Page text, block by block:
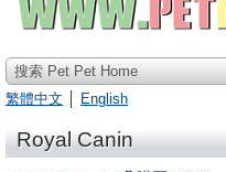
搜索 Pet Pet Home
繁體中文
English
Royal Canin